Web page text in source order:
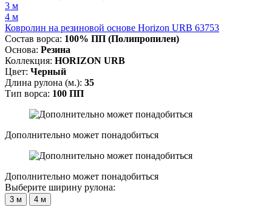
3 м
4 м
Ковролин на резиновой основе Horizon URB 63753
Состав ворса: 100% ПП (Полипропилен)
Основа: Резина
Коллекция: HORIZON URB
Цвет: Черный
Длина рулона (м.): 35
Тип ворса: 100 ПП
Дополнительно может понадобиться
Дополнительно может понадобиться
Выберите ширину рулона:
3 м
4 м